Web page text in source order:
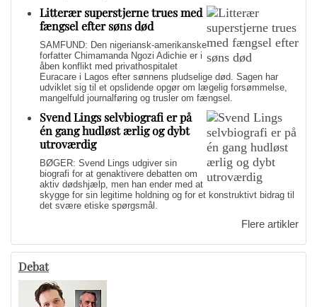
Litterær superstjerne trues med
fængsel efter søns død
SAMFUND: Den nigeriansk-amerikanske
forfatter Chimamanda Ngozi Adichie er i
åben konflikt med privathospitalet
Euracare i Lagos efter sønnens pludselige død. Sagen har
udviklet sig til et opslidende opgør om lægelig forsømmelse,
mangelfuld journalføring og trusler om fængsel.
Svend Lings selvbiografi er på
én gang hudløst ærlig og dybt
utroværdig
BØGER: Svend Lings udgiver sin
biografi for at genaktivere debatten om
aktiv dødshjælp, men han ender med at
skygge for sin legitime holdning og for et konstruktivt bidrag til
det svære etiske spørgsmål.
Flere artikler
Debat